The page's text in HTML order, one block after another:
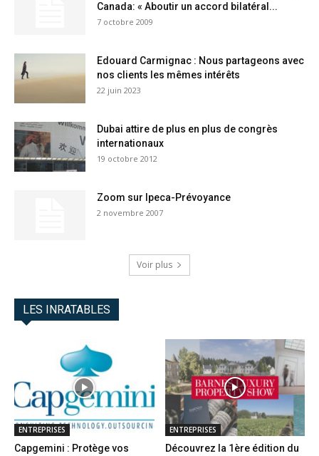
Canada: « Aboutir un accord bilatéral...
7 octobre 2009
Edouard Carmignac : Nous partageons avec
nos clients les mêmes intérêts
22 juin 2023
Dubai attire de plus en plus de congrès
internationaux
19 octobre 2012
Zoom sur Ipeca-Prévoyance
2 novembre 2007
Voir plus
LES INRATABLES
ENTREPRISES
Capgemini : Protège vos
ENTREPRISES
Découvrez la 1ère édition du